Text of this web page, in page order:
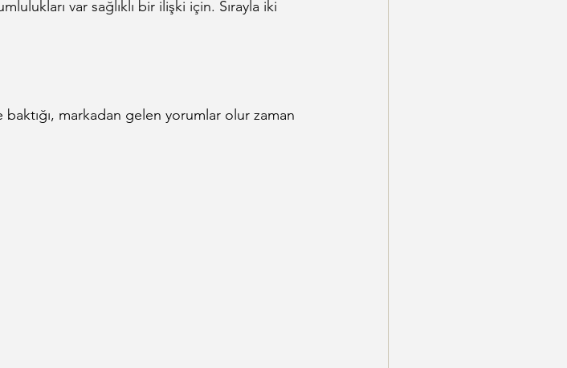
var sağlıklı bir ilişki için. Sırayla iki
baktığı, markadan gelen yorumlar olur zaman